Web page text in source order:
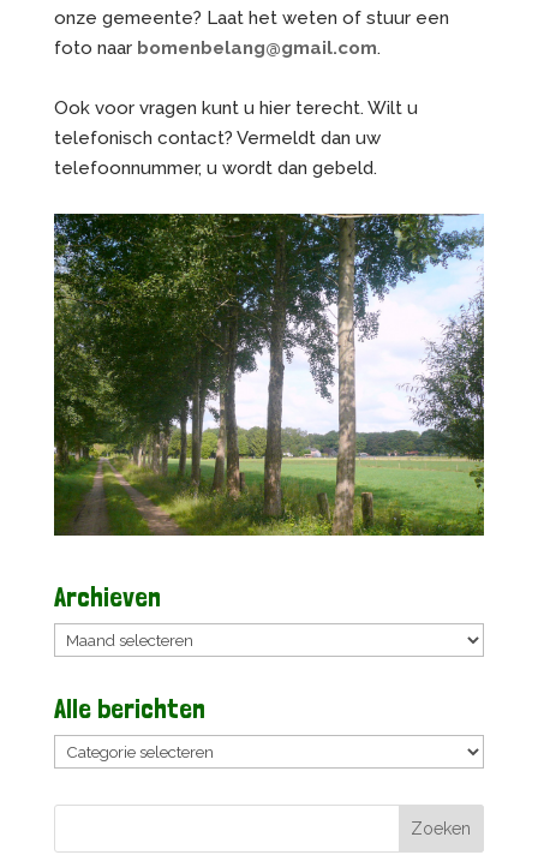
onze gemeente? Laat het weten of stuur een
foto naar bomenbelang@gmail.com.
Ook voor vragen kunt u hier terecht. Wilt u
telefonisch contact? Vermeldt dan uw
telefoonnummer, u wordt dan gebeld.
Archieven
Archieven
Alle berichten
Alle